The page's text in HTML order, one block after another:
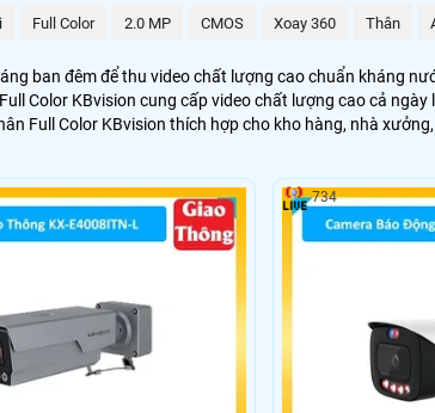
Full Color 2.0 MP CMOS Xoay 360 Thân
ban đêm để thu video chất lượng cao chuẩn kháng
Color KBvision cung cấp video chất lượng cao cả
Full Color KBvision thích hợp cho kho hàng, nhà
734